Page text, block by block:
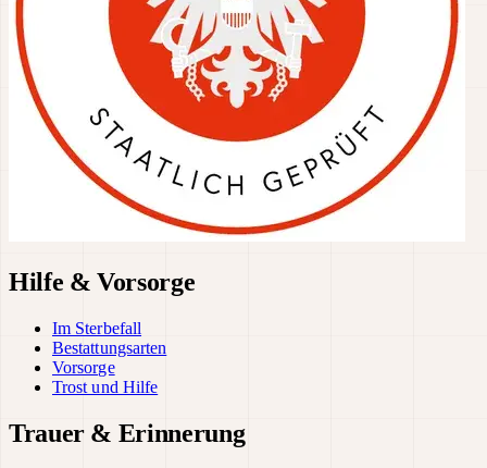
Hilfe & Vorsorge
Im Sterbefall
Bestattungsarten
Vorsorge
Trost und Hilfe
Trauer & Erinnerung